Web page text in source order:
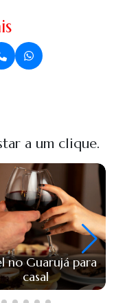
a um clique.
no Guarujá para
casal